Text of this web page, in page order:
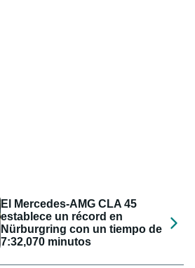
El Mercedes-AMG CLA 45
establece un récord en
Nürburgring con un tiempo de
7:32,070 minutos